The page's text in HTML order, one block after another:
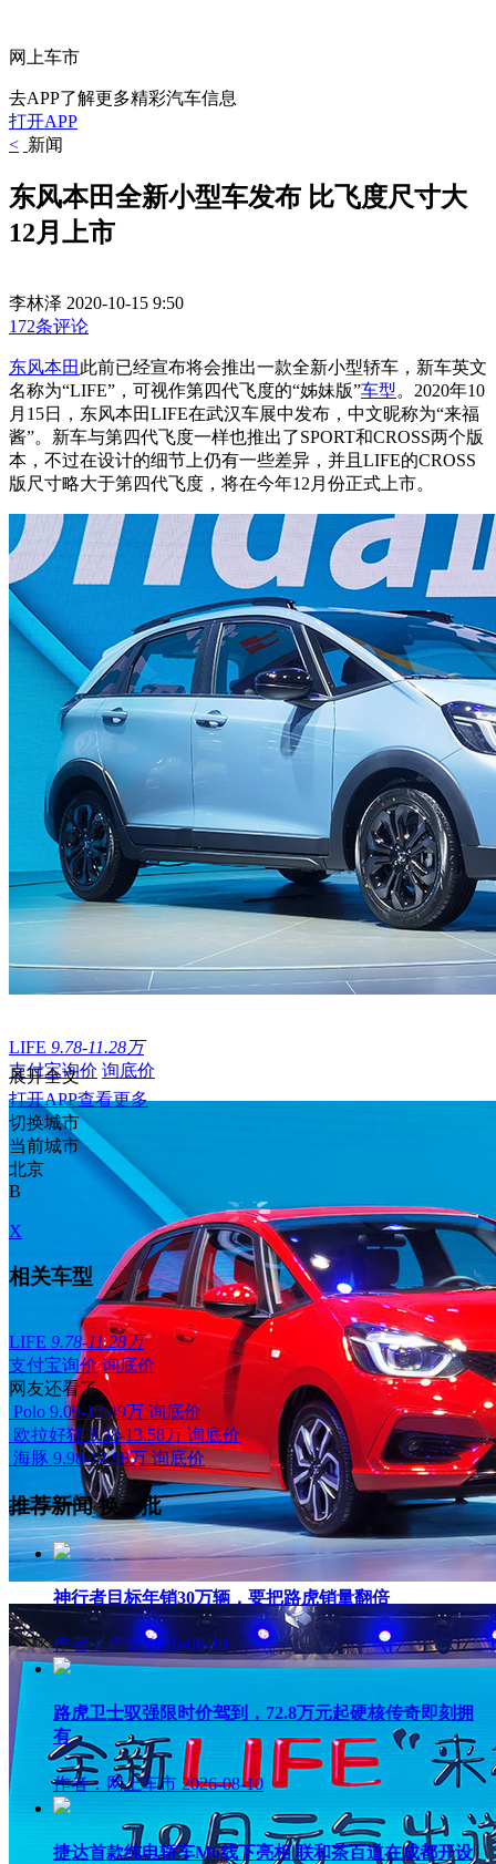
网上车市
去APP了解更多精彩汽车信息
打开APP
< 新闻
东风本田全新小型车发布 比飞度尺寸大
12月上市
李林泽 2020-10-15 9:50
172条评论
东风本田 此前已经宣布将会推出一款全新小型轿车，新车英文
名称为“LIFE”，可视作第四代飞度的“姊妹版”车型。2020年10
月15日，东风本田LIFE在武汉车展中发布，中文昵称为“来福
酱”。新车与第四代飞度一样也推出了SPORT和CROSS两个版
本，不过在设计的细节上仍有一些差异，并且LIFE的CROSS
版尺寸略大于第四代飞度，将在今年12月份正式上市。
LIFE 9.78-11.28万
支付宝询价 询底价
展开全文
打开APP查看更多
切换城市
当前城市
北京
B
X
相关车型
LIFE 9.78-11.28万
支付宝询价 询底价
网友还看了
Polo 9.09-12.49万 询底价
欧拉好猫 8.38-13.58万 询底价
海豚 9.98-12.98万 询底价
推荐新闻换一批
神行者目标年销30万辆，要把路虎销量翻倍
作者：卢奇 2026-08-10
路虎卫士驭强限时价驾到，72.8万元起硬核传奇即刻拥
有
作者：网上车市 2026-08-10
捷达首款纯电轿车M6线下亮相 联和茶百道在成都开设